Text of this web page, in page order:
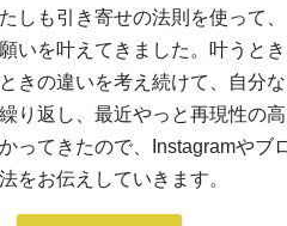
しも引き寄せの法則を使って、
いを叶えてきました。叶うとき
きの違いを考え続けて、自分な
り返し、最近やっと再現性の高
ってきたので、Instagramやブ
をお伝えしていきます。